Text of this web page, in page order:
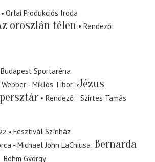
Orlai Produkciós Iroda
oroszlán télen
Rendező
Budapest Sportaréna
- Miklós Tibor Jézus
Rendező
Szirtes Tamás
Fesztivál Színház
- Michael John LaChiusa Bernarda
Böhm György